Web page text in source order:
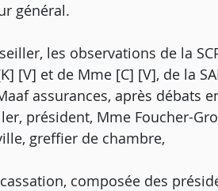
général.
les observations de la
[V] et de Mme [C] [V], de la
assurances, après débats
président, Mme Foucher-
greffier de chambre,
composée des